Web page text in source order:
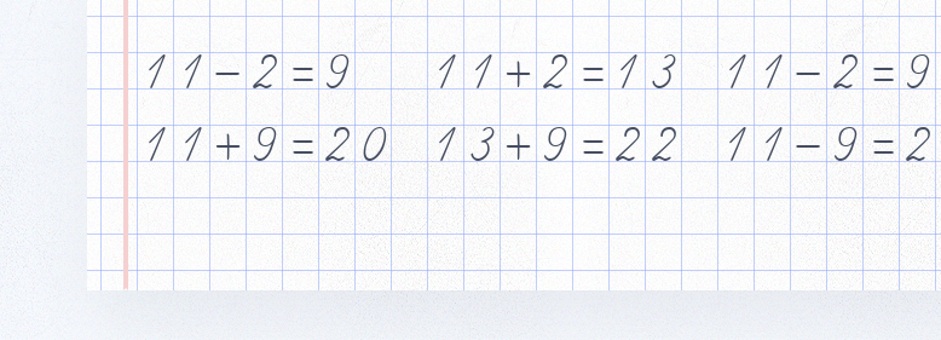
1 1 & 2 = 9
1 1 + 9 = 2 0
1 1 + 2 = 1 3
1 3 + 9 = 2 2
1 1 & 2 = 9
1 1 & 9 = 2